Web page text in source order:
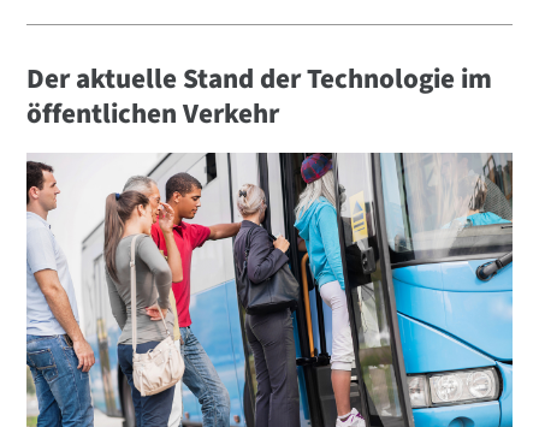
Der aktuelle Stand der Technologie im
öffentlichen Verkehr